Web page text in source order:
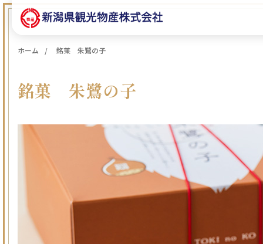
ホーム 銘菓 朱鷺の子
銘菓 朱鷺の子